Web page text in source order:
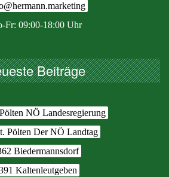
Fr: 09:00-18:00 Uhr
Beiträge
NÖ Landesregierung
Pölten Der NÖ Landtag
Biedermannsdorf
Kaltenleutgeben